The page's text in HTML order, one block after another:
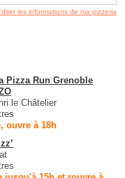
les informations de ma pizzeria
Pizza Run Grenoble
le Châtelier
ouvre à 18h